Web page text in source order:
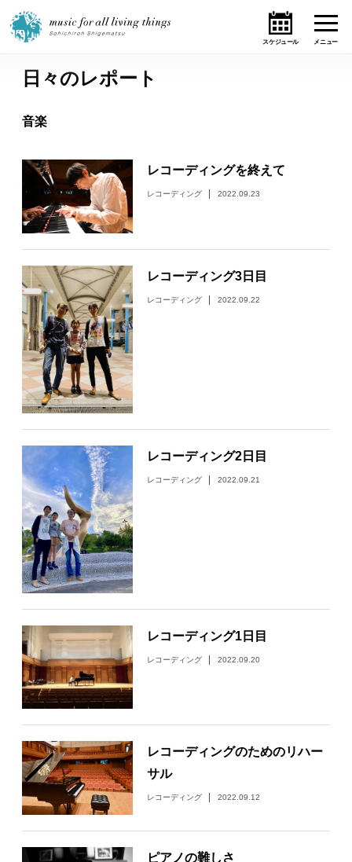
ホーム
テーマ
ライブ・スケジュール
オンライン・ショップ
ギャラリー
日々のレポート
プロフィール
演奏依頼
お問い合わせ
日々のレポート
音楽
レコーディングを終えて
レコーディング 2022.09.23
レコーディング3日目
レコーディング 2022.09.22
レコーディング2日目
レコーディング 2022.09.21
レコーディング1日目
レコーディング 2022.09.20
レコーディングのためのリハー
サル
レコーディング 2022.09.12
ピアノの難しさ